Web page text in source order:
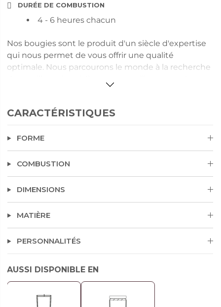
DURÉE DE COMBUSTION
4 - 6 heures chacun
Nos bougies sont le produit d'un siècle d'expertise
qui nous permet de vous offrir une qualité
optimale. Nous parcourons le monde à la recherche
PartyLite ! Détails : La forme de la coupelle permet à
la cire de se liquéfier par le centre. Un design
exclusif et une combustion optimale et sûre durant
4 à 6 heures. Avec Fig Fatale, découvrez l'irrésistible
fusion entre la figue et le jasmin, alliée à de douces
épices et à des fruits suaves.
CARACTÉRISTIQUES
FORME
COMBUSTION
DIMENSIONS
MATIÈRE
PERSONNALITÉS
AUSSI DISPONIBLE EN